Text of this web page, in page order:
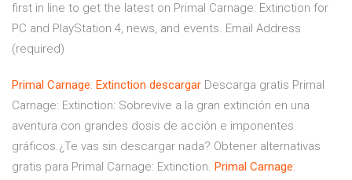
first in line to get the latest on Primal Carnage: Extinction for
PC and PlayStation 4, news, and events. Email Address
(required)
Primal Carnage: Extinction descargar Descarga gratis Primal
Carnage: Extinction: Sobrevive a la gran extinción en una
aventura con grandes dosis de acción e imponentes
gráficos.¿Te vas sin descargar nada? Obtener alternativas
gratis para Primal Carnage: Extinction. Primal Carnage: